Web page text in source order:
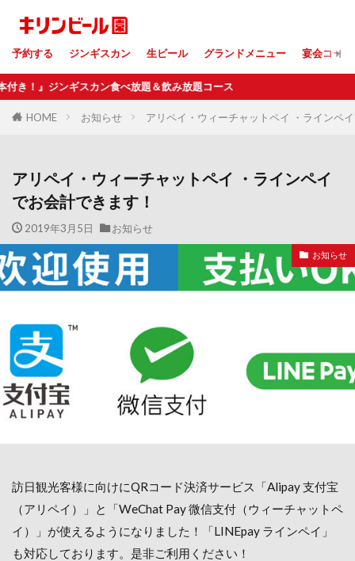
予約する ジンギスカン 生ビール グランドメニュー 宴会コース
ジンギスカン食べ放題＆飲み放題コース
HOME お知らせ アリペイ・ウィーチャットペイ ・ラインペ
アリペイ・ウィーチャットペイ ・ラインペイ
でお会計できます！
2019年3月5日 お知らせ
お知らせ
訪日観光客様に向けにQRコード決済サービス「Alipay 支付宝
（アリペイ）」と「WeChat Pay 微信支付（ウィーチャットペ
イ）」が使えるようになりました！
「LINEpay ラインペイ」
も対応しております。是非ご利用ください！